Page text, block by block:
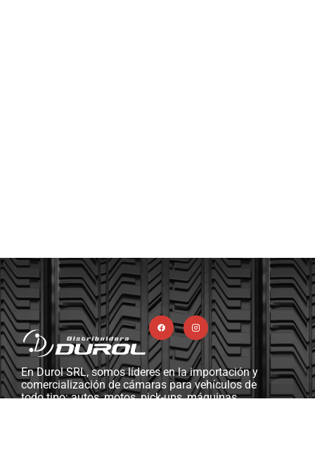
En Durol SRL, somos líderes en la importación y
comercialización de cámaras para vehículos de
todo tipo: autos, motos, pick-ups, máquinas